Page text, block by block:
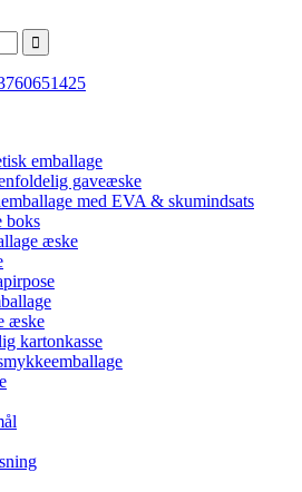
emballage
gaveæske
med EVA & skumindsats
boks
æske
æske
kartonkasse